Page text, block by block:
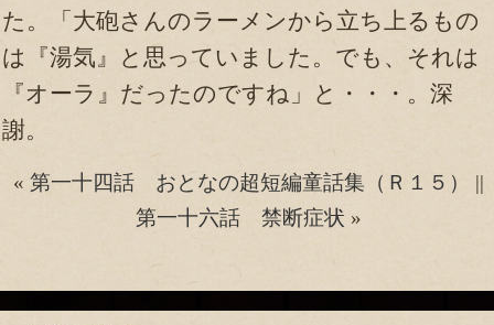
た。「大砲さんのラーメンから立ち上るもの
は『湯気』と思っていました。でも、それは
『オーラ』だったのですね」と・・・。深
謝。
«第一十四話 おとなの超短編童話集（Ｒ１５）
||
第一十六話 禁断症状 »